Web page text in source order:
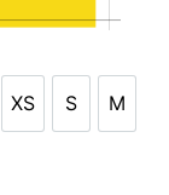
XS
XS
S
S
M